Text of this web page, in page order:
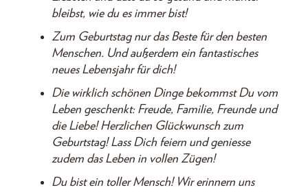
bleibst, wie du es immer bist!
Zum Geburtstag nur das Beste für den besten
Menschen. Und außerdem ein fantastisches
neues Lebensjahr für dich!
Die wirklich schönen Dinge bekommst Du vom
Leben geschenkt: Freude, Familie, Freunde und
die Liebe! Herzlichen Glückwunsch zum
Geburtstag! Lass Dich feiern und geniesse
zudem das Leben in vollen Zügen!
Du bist ein toller Mensch! Wir erinnern uns